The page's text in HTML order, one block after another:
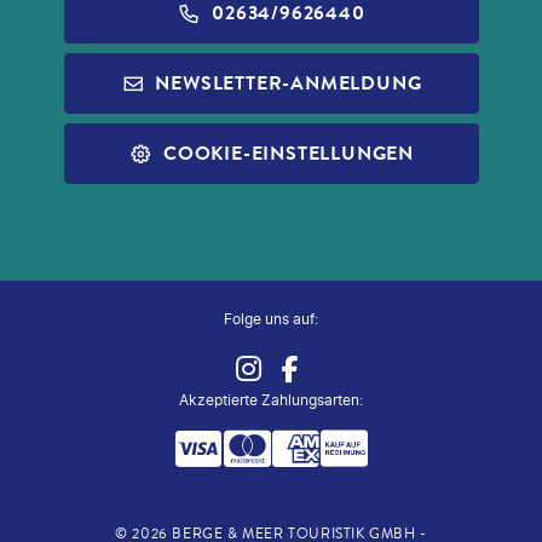
INFOS ZUR PAUSCHALREISE
REISECHECKLISTE
REISEFÜHRER
ALLE SERVICES
ZUG ZUM FLUG
ALDI GESCHENKGUTSCHEINE
ALDI MUSIC
ALDI NORD
02634/9626440
NEWSLETTER-ANMELDUNG
COOKIE-EINSTELLUNGEN
Akzeptierte Zahlungsarten:
Folge uns auf:
©2026 BERGE & MEER TOURISTIK GMBH -